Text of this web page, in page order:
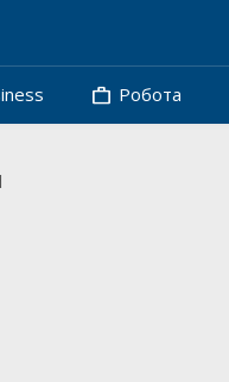
work Робота